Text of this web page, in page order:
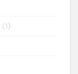
(1)